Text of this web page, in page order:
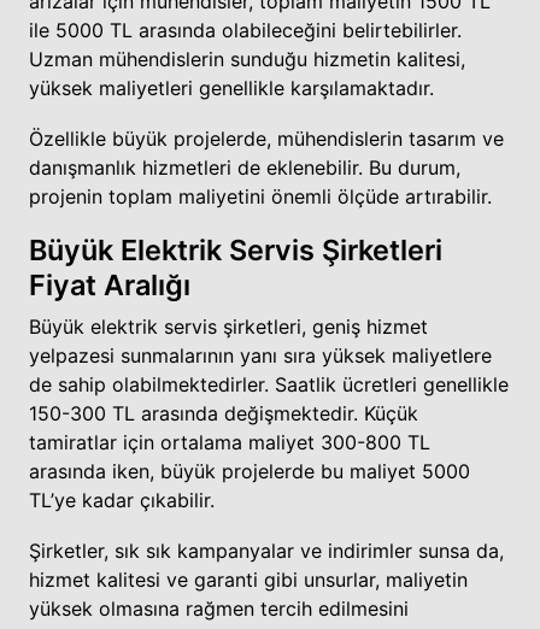
ile 5000 TL arasında olabileceğini belirtebilirler.
Uzman mühendislerin sunduğu hizmetin kalitesi,
yüksek maliyetleri genellikle karşılamaktadır.
Özellikle büyük projelerde, mühendislerin tasarım ve
danışmanlık hizmetleri de eklenebilir. Bu durum,
projenin toplam maliyetini önemli ölçüde artırabilir.
Büyük Elektrik Servis Şirketleri
Fiyat Aralığı
Büyük elektrik servis şirketleri, geniş hizmet
yelpazesi sunmalarının yanı sıra yüksek maliyetlere
de sahip olabilmektedirler. Saatlik ücretleri genellikle
150-300 TL arasında değişmektedir. Küçük
tamiratlar için ortalama maliyet 300-800 TL
arasında iken, büyük projelerde bu maliyet 5000
TL’ye kadar çıkabilir.
Şirketler, sık sık kampanyalar ve indirimler sunsa da,
hizmet kalitesi ve garanti gibi unsurlar, maliyetin
yüksek olmasına rağmen tercih edilmesini